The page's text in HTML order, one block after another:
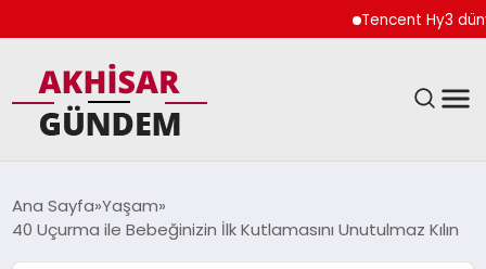
Tencent Hy3 dünya
DÜNYA
Ana Sayfa Yaşam
40 Uçurma ile Bebeğinizin İlk Kutlamasını Unutulmaz Kılın